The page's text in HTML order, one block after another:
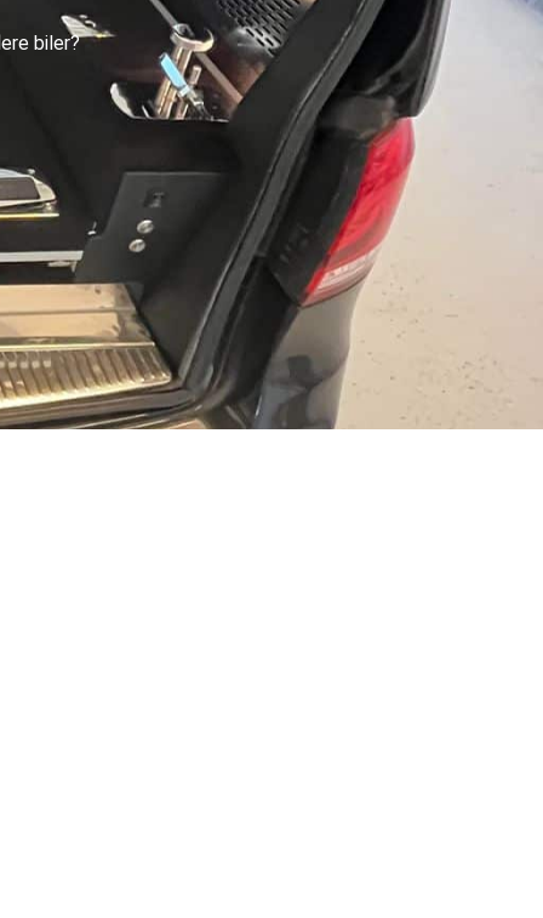
biler?